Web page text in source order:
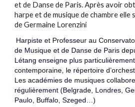
et de Danse de Paris. Après avoir
harpe et de musique de chambre
de Germaine Lorenzini
Harpiste et Professeur au
de Musique et de Danse de Paris
Létang enseigne plus
contemporaine, le répertoire
Les académies de musiques
régulièrement (Belgrade, Londres,
Paulo, Buffalo, Szeged…)